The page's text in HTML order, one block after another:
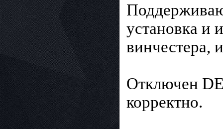
установка и
винчестера,
Отключен
корректно.